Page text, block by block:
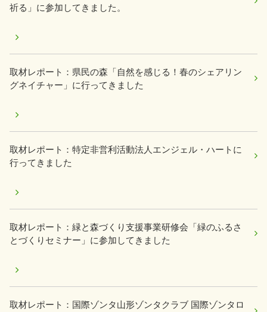
祈る」に参加してきました。
取材レポート：県民の森「自然を感じる！春のシェアリン
グネイチャー」に行ってきました
取材レポート：特定非営利活動法人エンジェル・ハートに
行ってきました
取材レポート：緑と森づくり支援事業研修会「緑のふるさ
とづくりセミナー」に参加してきました
取材レポート：国際ゾンタ山形ゾンタクラブ 国際ゾンタロ